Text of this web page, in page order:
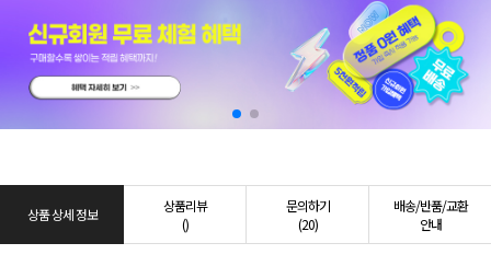
상품 상세 정보
상품리뷰
()
문의하기
(20)
배송/반품/교환
안내